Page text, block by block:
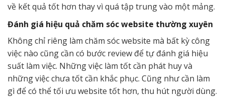
về kết quả tốt hơn thay vì quá tập trung vào một mảng.
Đánh giá hiệu quả chăm sóc website thường xuyên
Không chỉ riêng làm chăm sóc website mà bất kỳ công
việc nào cũng cần có bước review để tự đánh giá hiệu
suất làm việc. Những việc làm tốt cần phát huy và
những việc chưa tốt cần khắc phục. Cũng như cần làm
gì để có thể tối ưu website tốt hơn, thu hút người dùng.